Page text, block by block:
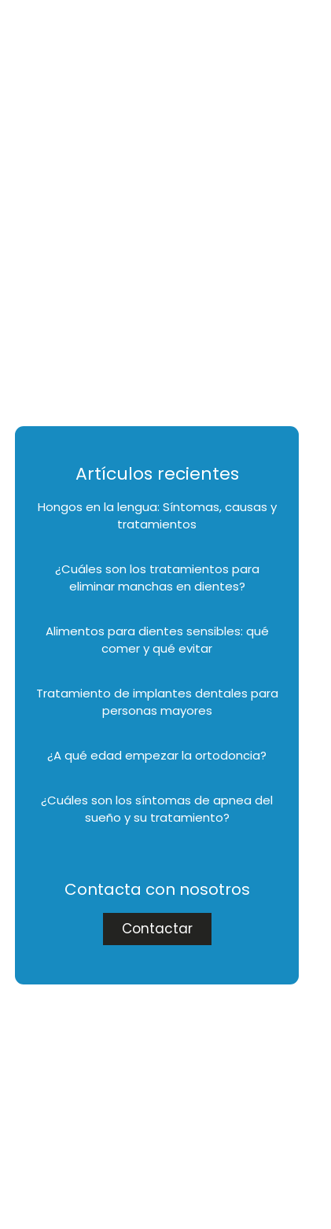
Artículos recientes
Hongos en la lengua: Síntomas, causas y
tratamientos
¿Cuáles son los tratamientos para
eliminar manchas en dientes?
Alimentos para dientes sensibles: qué
comer y qué evitar
Tratamiento de implantes dentales para
personas mayores
¿A qué edad empezar la ortodoncia?
¿Cuáles son los síntomas de apnea del
sueño y su tratamiento?
Contacta con nosotros
Contactar